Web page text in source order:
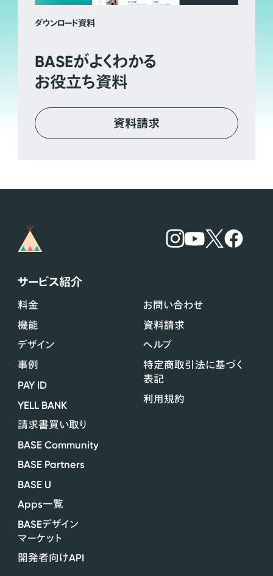
ダウンロード資料
BASEがよくわかる
お役立ち資料
資料請求
サービス紹介
料金
機能
デザイン
事例
PAY ID
YELL BANK
請求書買い取り
BASE Community
BASE Partners
BASE U
Apps一覧
BASEデザイン
マーケット
開発者向けAPI
お問い合わせ
資料請求
ヘルプ
特定商取引法に基づく
表記
利用規約